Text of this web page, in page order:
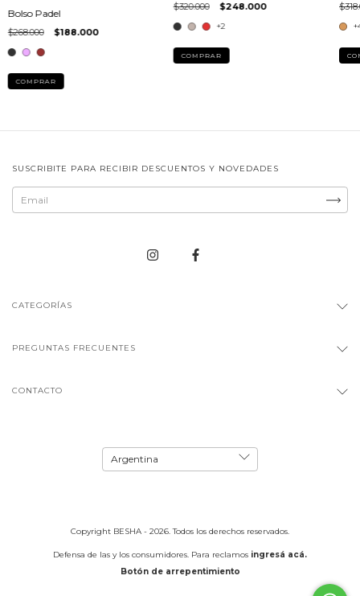
Bolso Padel
$268.000 $188.000
COMPRAR
$320.000 $248.000
+2
COMPRAR
SUSCRIBITE PARA RECIBIR DESCUENTOS Y NOVEDADES
CATEGORÍAS
PREGUNTAS FRECUENTES
CONTACTO
Copyright BESHA - 2026. Todos los derechos reservados.
Defensa de las y los consumidores. Para reclamos ingresá acá.
Botón de arrepentimiento